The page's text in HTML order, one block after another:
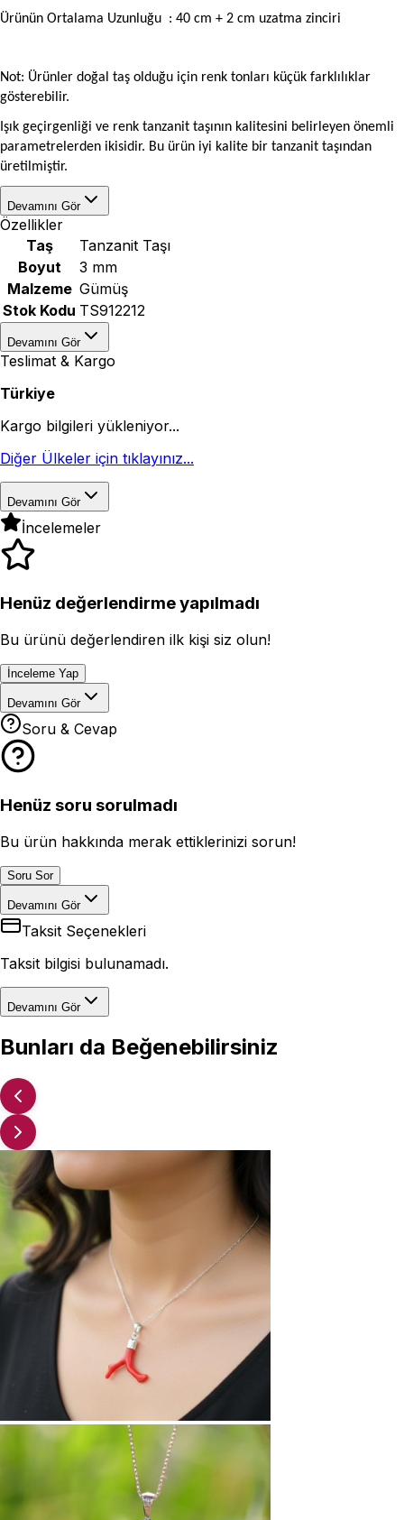
Ürünün Ortalama Uzunluğu : 40 cm + 2 cm uzatma zinciri
Not: Ürünler doğal taş olduğu için renk tonları küçük farklılıklar
gösterebilir.
Işık geçirgenliği ve renk tanzanit taşının kalitesini belirleyen önemli
parametrelerden ikisidir. Bu ürün iyi kalite bir tanzanit taşından
üretilmiştir.
Devamını Gör
Özellikler
Taş
Tanzanit Taşı
Boyut
3 mm
Malzeme Gümüş
Stok Kodu TS912212
Devamını Gör
Teslimat & Kargo
Türkiye
Kargo bilgileri yükleniyor...
Diğer Ülkeler için tıklayınız...
Devamını Gör
İncelemeler
Henüz değerlendirme yapılmadı
Bu ürünü değerlendiren ilk kişi siz olun!
İnceleme Yap
Devamını Gör
Soru & Cevap
Henüz soru sorulmadı
Bu ürün hakkında merak ettiklerinizi sorun!
Soru Sor
Devamını Gör
Taksit Seçenekleri
Taksit bilgisi bulunamadı.
Devamını Gör
Bunları da Beğenebilirsiniz